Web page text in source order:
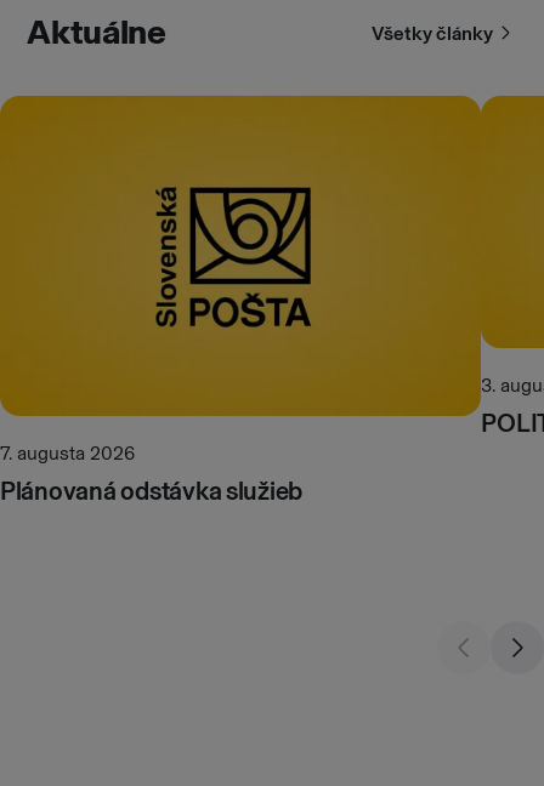
Aktuálne Všetky články
7. augusta 2026
Plánovaná odstávka služieb
3.